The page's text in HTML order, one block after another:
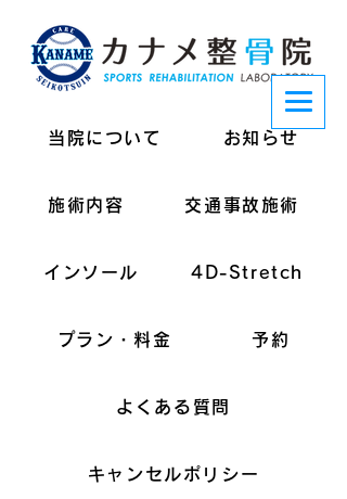
当院について お知らせ
施術内容 交通事故施術
インソール 4D-Stretch
プラン・料金 予約
よくある質問
キャンセルポリシー